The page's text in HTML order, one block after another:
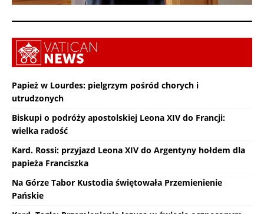
Papież w Lourdes: pielgrzym pośród chorych i
utrudzonych
Biskupi o podróży apostolskiej Leona XIV do Francji:
wielka radość
Kard. Rossi: przyjazd Leona XIV do Argentyny hołdem dla
papieża Franciszka
Na Górze Tabor Kustodia świętowała Przemienienie
Pańskie